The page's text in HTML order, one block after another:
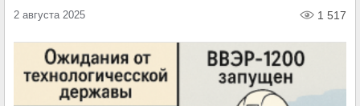
2 августа 2025 1 517